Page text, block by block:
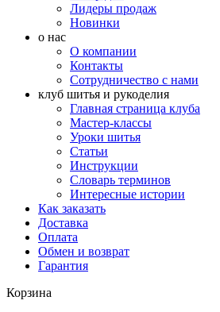
Лидеры продаж
Новинки
о нас
О компании
Контакты
Сотрудничество с нами
клуб шитья и рукоделия
Главная страница клуба
Мастер-классы
Уроки шитья
Статьи
Инструкции
Словарь терминов
Интересные истории
Как заказать
Доставка
Оплата
Обмен и возврат
Гарантия
Корзина